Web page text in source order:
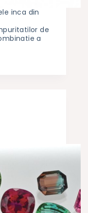
inca din
de
a